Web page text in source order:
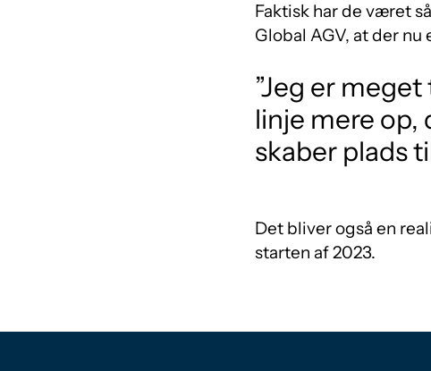
Faktisk har de været
Global AGV, at der
”Jeg er
linje mere op,
skaber plads
Det bliver også en
starten af 2023.